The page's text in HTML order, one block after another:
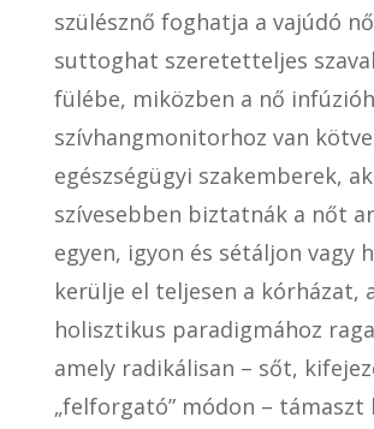
szülésznő foghatja a vajúdó
suttoghat szeretetteljes
fülébe, miközben a nő
szívhangmonitorhoz van
egészségügyi szakemberek,
szívesebben biztatnák a nőt
egyen, igyon és sétáljon vagy
kerülje el teljesen a kórházat,
holisztikus paradigmához
amely radikálisan – sőt,
„felforgató” módon – támaszt